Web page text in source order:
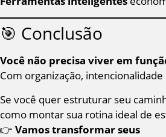
🎯 Conclusão
Você não precisa viver em
Com organização,
Se você quer estruturar seu
como montar sua rotina ideal de
👉 Vamos transformar seus